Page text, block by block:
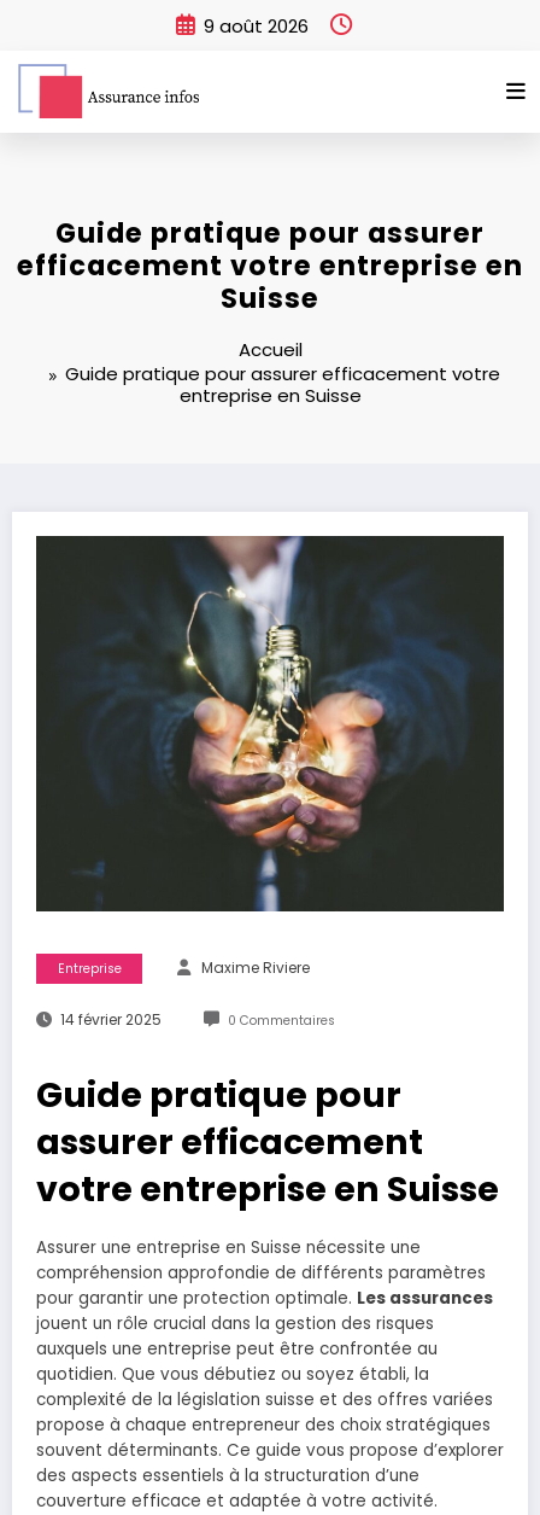
9 août 2026
Guide pratique pour assurer
efficacement votre entreprise en
Suisse
Accueil
Guide pratique pour assurer efficacement votre
entreprise en Suisse
Entreprise Maxime Riviere
14 février 2025 0 Commentaires
Guide pratique pour
assurer efficacement
votre entreprise en Suisse
Assurer une entreprise en Suisse nécessite une
compréhension approfondie de différents paramètres
pour garantir une protection optimale. Les assurances
jouent un rôle crucial dans la gestion des risques
auxquels une entreprise peut être confrontée au
quotidien. Que vous débutiez ou soyez établi, la
complexité de la législation suisse et des offres variées
propose à chaque entrepreneur des choix stratégiques
souvent déterminants. Ce guide vous propose d’explorer
des aspects essentiels à la structuration d’une
couverture efficace et adaptée à votre activité.